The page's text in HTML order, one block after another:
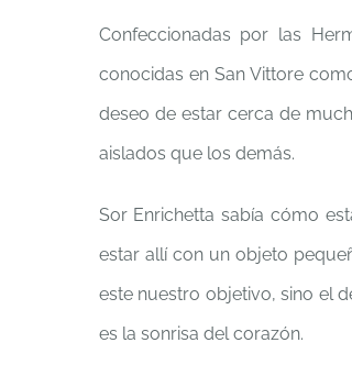
Confeccionadas por las
conocidas en San Vittore
deseo de estar cerca de
aislados que los demás.
Sor Enrichetta sabía cómo
estar allí con un objeto
este nuestro objetivo, sino el
es la sonrisa del corazón.